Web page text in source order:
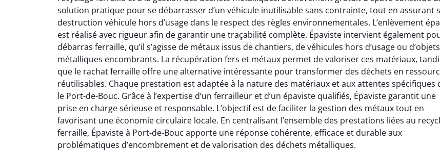
solution pratique pour se débarrasser d’un véhicule inutilisable sans contrainte, tout en assurant
destruction véhicule hors d’usage dans le respect des règles environnementales. L’enlèvement
est réalisé avec rigueur afin de garantir une traçabilité complète. Épaviste intervient également
débarras ferraille, qu’il s’agisse de métaux issus de chantiers, de véhicules hors d’usage ou d’objets
métalliques encombrants. La récupération fers et métaux permet de valoriser ces matériaux,
que le rachat ferraille offre une alternative intéressante pour transformer des déchets en
réutilisables. Chaque prestation est adaptée à la nature des matériaux et aux attentes spécifiques
le Port-de-Bouc. Grâce à l’expertise d’un ferrailleur et d’un épaviste qualifiés, Épaviste garantit une
prise en charge sérieuse et responsable. L’objectif est de faciliter la gestion des métaux tout en
favorisant une économie circulaire locale. En centralisant l’ensemble des prestations liées au
ferraille, Épaviste à Port-de-Bouc apporte une réponse cohérente, efficace et durable aux
problématiques d’encombrement et de valorisation des déchets métalliques.